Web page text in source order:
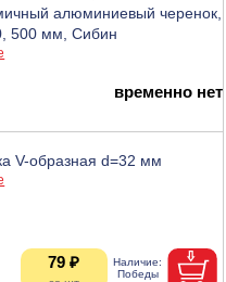
алюминиевый черенок,
500 мм, Сибин
временно нет
V-образная d=32 мм
79 ₽